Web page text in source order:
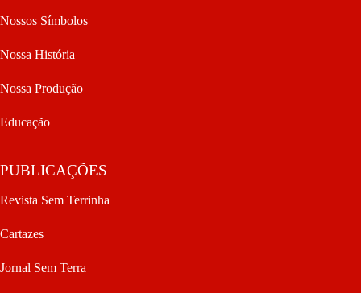
Nossos Símbolos
Nossa História
Nossa Produção
Educação
PUBLICAÇÕES
Revista Sem Terrinha
Cartazes
Jornal Sem Terra